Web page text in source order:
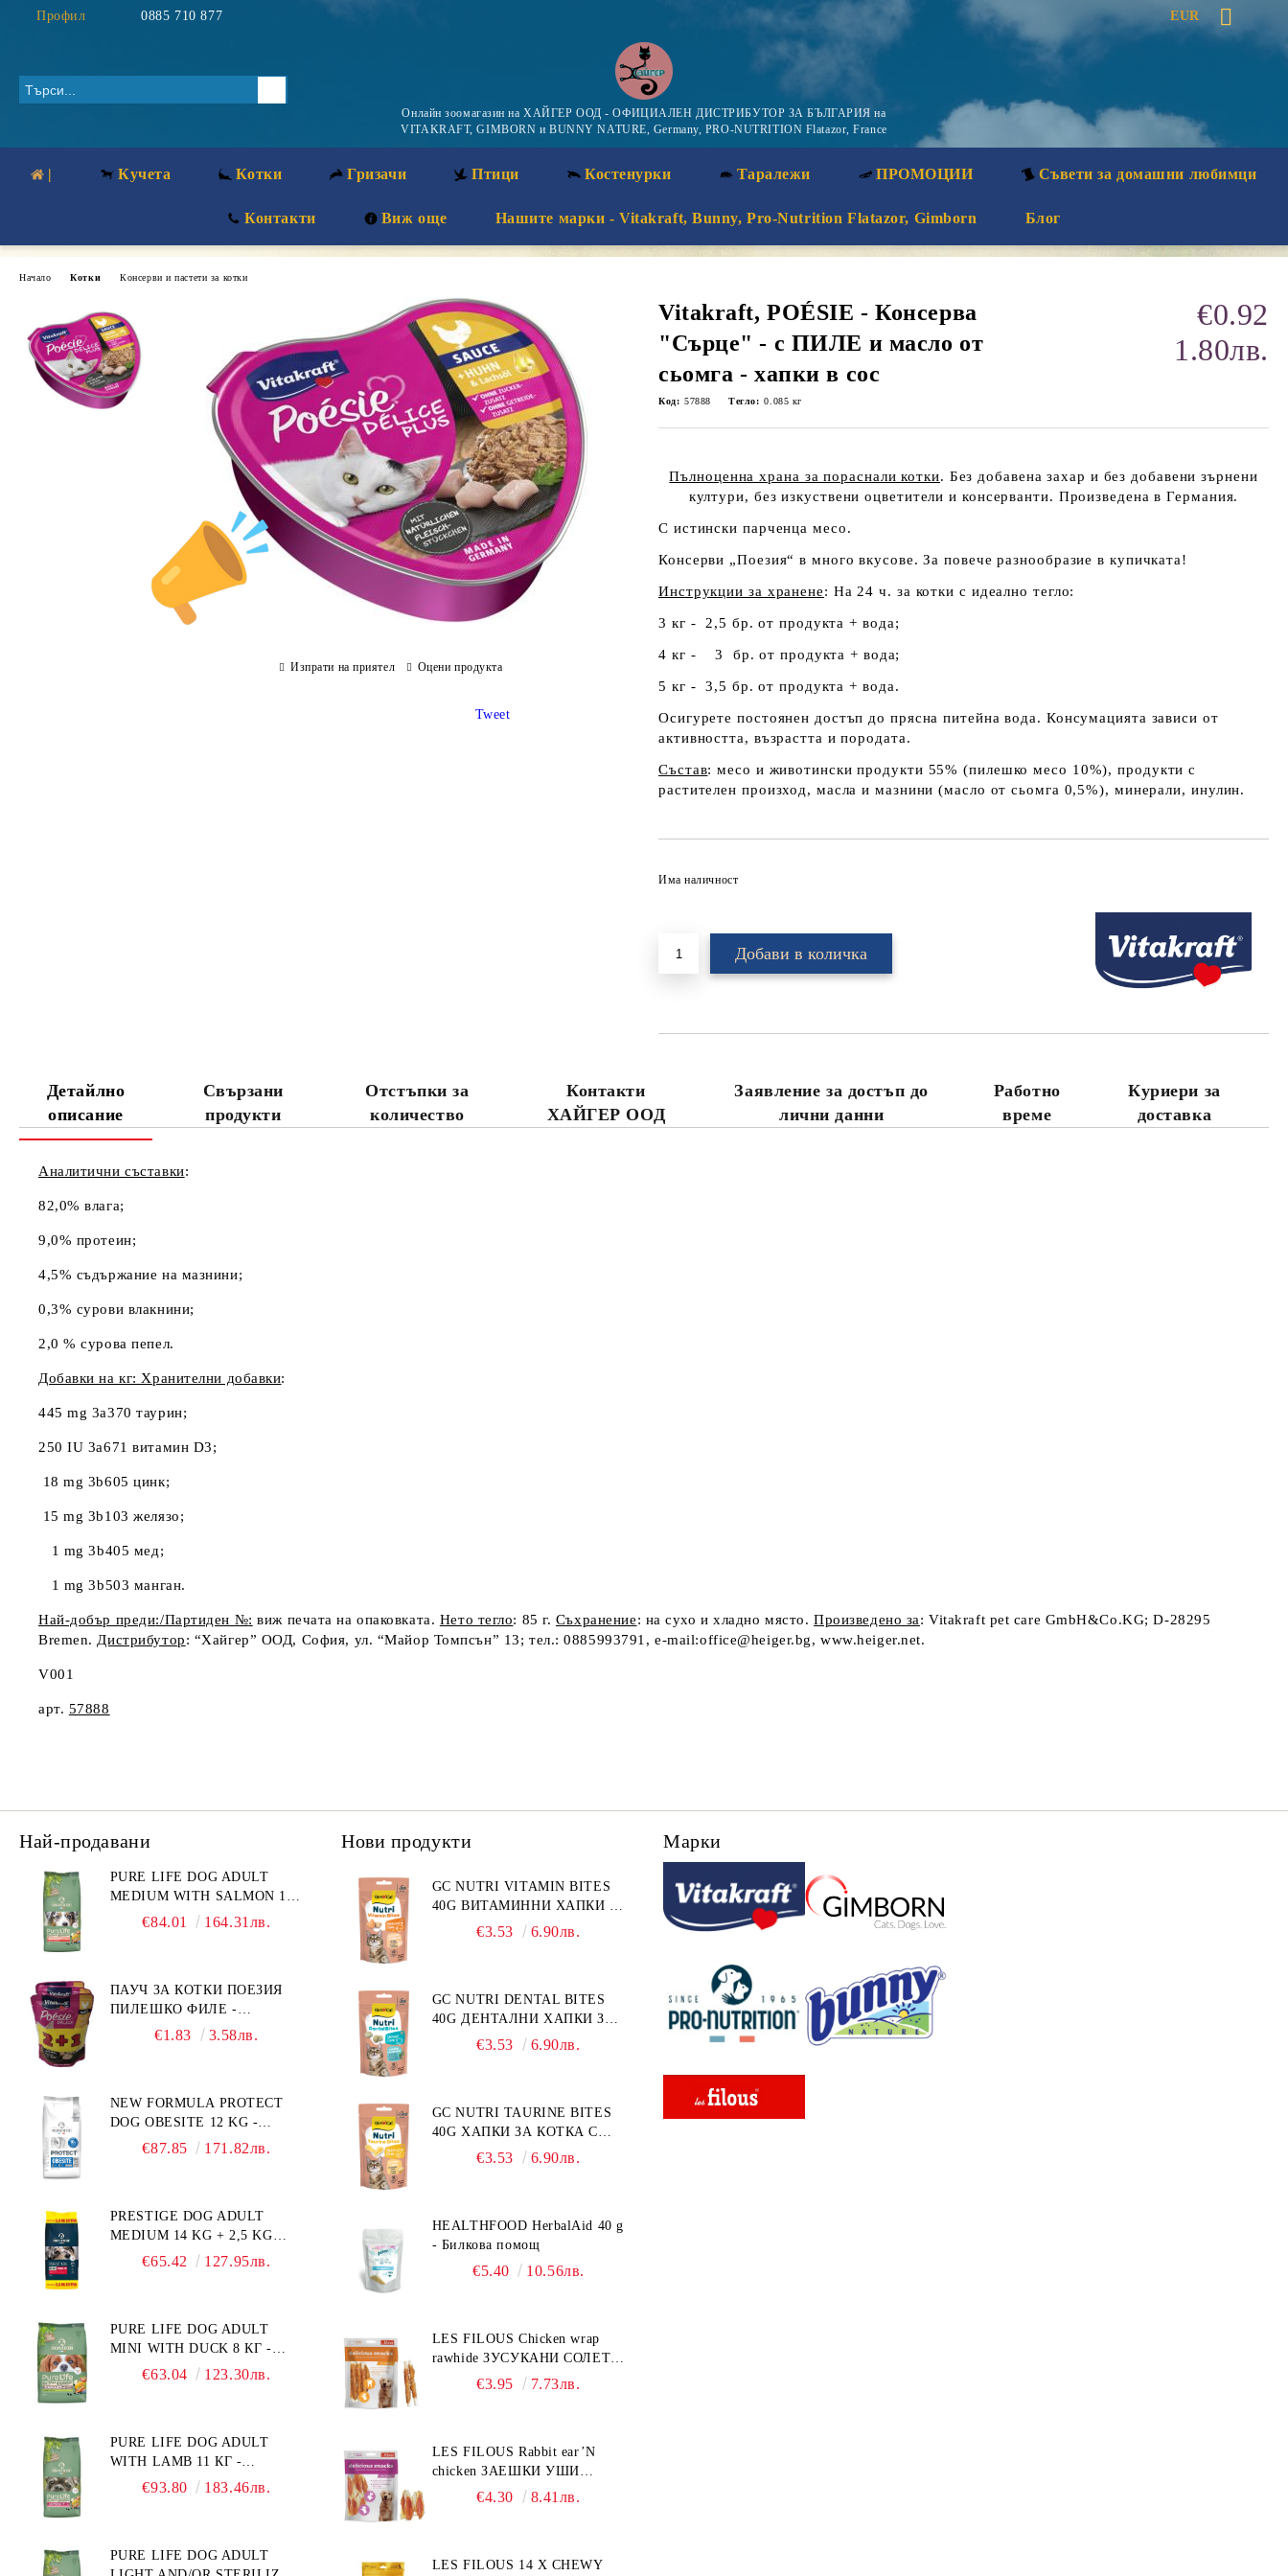
Профил 0885 710 877 EUR
Онлайн зоомагазин на ХАЙГЕР ООД - ОФИЦИАЛЕН ДИСТРИБУТОР ЗА БЪЛГАРИЯ на
VITAKRAFT, GIMBORN и BUNNY NATURE, Germany, PRO-NUTRITION Flatazor, France
| Кучета Котки Гризачи Птици Костенурки Таралежи ПРОМОЦИИ Съвети за домашни любимци
Контакти Виж още Нашите марки - Vitakraft, Bunny, Pro-Nutrition Flatazor, Gimborn Блог
Начало Котки Консерви и пастети за котки
Vitakraft, POÉSIE - Консерва
"Сърце" - с ПИЛЕ и масло от
сьомга - хапки в сос
€0.92
1.80лв.
Код: 57888 Тегло: 0.085 кг
Пълноценна храна за пораснали котки. Без добавена захар и без добавени зърнени
култури, без изкуствени оцветители и консерванти. Произведена в Германия.
С истински парченца месо.
Консерви „Поезия“ в много вкусове. За повече разнообразие в купичката!
Инструкции за хранене: На 24 ч. за котки с идеално тегло:
3 кг - 2,5 бр. от продукта + вода;
4 кг - 3 бр. от продукта + вода;
5 кг - 3,5 бр. от продукта + вода.
Осигурете постоянен достъп до прясна питейна вода. Консумацията зависи от
активността, възрастта и породата.
Състав: месо и животински продукти 55% (пилешко месо 10%), продукти с
растителен произход, масла и мазнини (масло от сьомга 0,5%), минерали, инулин.
Има наличност
Изпрати на приятел Оцени продукта
Tweet
Детайлно
описание
Свързани
продукти
Отстъпки за
количество
Контакти
ХАЙГЕР ООД
Заявление за достъп до
лични данни
Работно
време
Куриери за
доставка
Аналитични съставки:
82,0% влага;
9,0% протеин;
4,5% съдържание на мазнини;
0,3% сурови влакнини;
2,0 % сурова пепел.
Добавки на кг: Хранителни добавки:
445 mg 3a370 таурин;
250 IU 3a671 витамин D3;
18 mg 3b605 цинк;
15 mg 3b103 желязо;
1 mg 3b405 мед;
1 mg 3b503 манган.
Най-добър преди:/Партиден №: виж печата на опаковката. Нето тегло: 85 г. Съхранение: на сухо и хладно място.Произведено за: Vitakraft pet care GmbH&Co.KG; D-28295
Bremen. Дистрибутор: “Хайгер” ООД, София, ул. “Майор Томпсън” 13; тел.: 0885993791, e-mail:office@heiger.bg, www.heiger.net.
V001
арт. 57888
Най-продавани
PURE LIFE DOG ADULT
MEDIUM WITH SALMON 12
КГ - ПЪЛНОЦЕННА ХРАНА
ОТ 10 – 25 КГ, СЪС СЬОМГА.
БЕЗ ЗЪРНО, БЕЗ ГЛУТЕН.
ПРОИЗВЕДЕНА ВЪВ
€84.01 164.31лв.
ПАУЧ ЗА КОТКИ ПОЕЗИЯ
ПИЛЕШКО ФИЛЕ -
ПРОМОКОМПЛЕКТ 3 БР.
€1.83 3.58лв.
NEW FORMULA PROTECT
DOG OBESITE 12 KG -
ПЪЛНОЦЕННА ДИЕТИЧНА
ПОТРЕБНОСТИ:
"НАМАЛЯВАНЕ НА
НАДНОРМЕНО ТЕГЛО".
€87.85 171.82лв.
PRESTIGE DOG ADULT
MEDIUM 14 KG + 2,5 KG
ГРАТИС - ПЪЛНОЦЕННА
ВЪВ ФРАНЦИЯ.
€65.42 127.95лв.
PURE LIFE DOG ADULT
MINI WITH DUCK 8 КГ -
ПЪЛНОЦЕННА ХРАНА ЗА
С ТЕГЛО ПОД 10 КГ, С
ПАТИЦА. БЕЗ ЗЪРНО, БЕЗ
ГЛУТЕН. ПРОИЗВЕДЕНА
€63.04 123.30лв.
PURE LIFE DOG ADULT
WITH LAMB 11 КГ -
ПЪЛНОЦЕННА ХРАНА ЗА
ПОДХОДЯЩА ЗА КУЧЕТА
€93.80 183.46лв.
PURE LIFE DOG ADULT
Нови продукти
GC NUTRI VITAMIN BITES
40G ВИТАМИННИ ХАПКИ 40
€3.53 6.90лв.
GC NUTRI DENTAL BITES
40G ДЕНТАЛНИ ХАПКИ ЗА
КОТКА 40 г
€3.53 6.90лв.
GC NUTRI TAURINE BITES
40G ХАПКИ ЗА КОТКА С
ТАУРИН 40 г
€3.53 6.90лв.
HEALTHFOOD HerbalAid 40 g
- Билкова помощ
€5.40 10.56лв.
LES FILOUS Chicken wrap
rawhide ЗУСУКАНИ СОЛЕТИ
С ПИЛЕШКО, лакомство за
€3.95 7.73лв.
LES FILOUS Rabbit ear’N
chicken ЗАЕШКИ УШИ
лакомство за куче, 50 г
€4.30 8.41лв.
LES FILOUS 14 X CHEWY
Марки